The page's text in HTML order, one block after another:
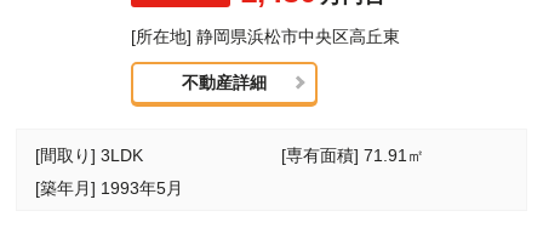
[所在地] 静岡県浜松市中央区高丘東
不動産詳細
[間取り] 3LDK
[専有面積] 71.91㎡
[築年月] 1993年5月